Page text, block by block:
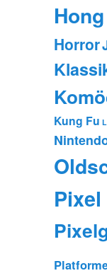
Horror
Kung Fu
Pixel